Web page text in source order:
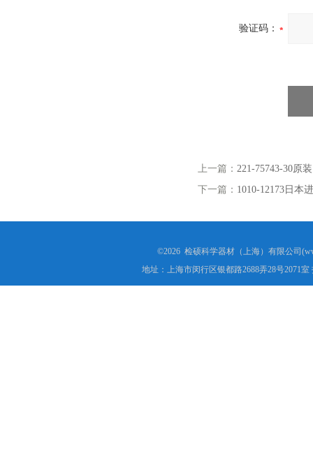
验证码：
上一篇： 221-75743-30原
下一篇： 1010-12173日本
©2026 检硕科学器材（上海）有限公司
地址：上海市闵行区银都路2688弄28号2071室